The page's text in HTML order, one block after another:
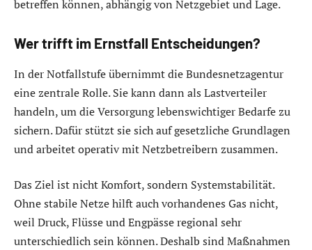
betreffen können, abhängig von Netzgebiet und Lage.
Wer trifft im Ernstfall Entscheidungen?
In der Notfallstufe übernimmt die Bundesnetzagentur
eine zentrale Rolle. Sie kann dann als Lastverteiler
handeln, um die Versorgung lebenswichtiger Bedarfe zu
sichern. Dafür stützt sie sich auf gesetzliche Grundlagen
und arbeitet operativ mit Netzbetreibern zusammen.
Das Ziel ist nicht Komfort, sondern Systemstabilität.
Ohne stabile Netze hilft auch vorhandenes Gas nicht,
weil Druck, Flüsse und Engpässe regional sehr
unterschiedlich sein können. Deshalb sind Maßnahmen